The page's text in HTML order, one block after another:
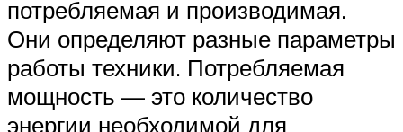
потребляемая и производимая.
Они определяют разные параметры
работы техники. Потребляемая
мощность — это количество
энергии необходимой для